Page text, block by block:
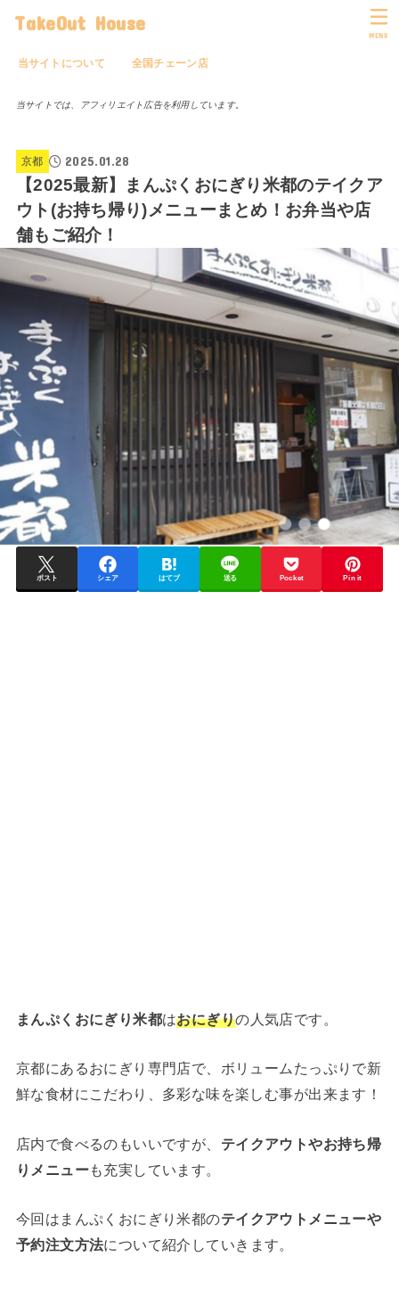
TakeOut House
当サイトについて 全国チェーン店
MENU
当サイトでは、アフィリエイト広告を利用しています。
京都 2025.01.28
【2025最新】まんぷくおにぎり米都のテイクア
ウト(お持ち帰り)メニューまとめ！お弁当や店
舗もご紹介！
ポスト シェア はてブ 送る Pocket Pin it
まんぷくおにぎり米都はおにぎりの人気店です。
京都にあるおにぎり専門店で、ボリュームたっぷりで新
鮮な食材にこだわり、多彩な味を楽しむ事が出来ます！
店内で食べるのもいいですが、 テイクアウトやお持ち帰
りメニューも充実しています。
今回はまんぷくおにぎり米都のテイクアウトメニューや
予約注文方法について紹介していきます。